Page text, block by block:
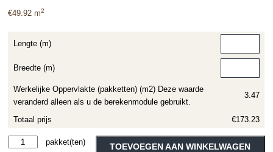
€49.92 m2
Lengte (m)
Breedte (m)
Werkelijke Oppervlakte (pakketten) (m2) Deze waarde
veranderd alleen als u de berekenmodule gebruikt.
3.47
Totaal prijs €173.23
Therdex
TOEVOEGEN AAN WINKELWAGEN
Alternative: